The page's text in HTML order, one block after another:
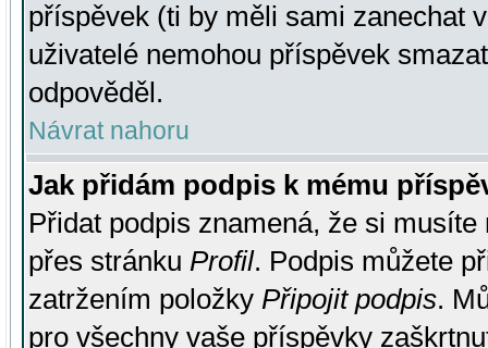
příspěvek (ti by měli sami zanechat
uživatelé nemohou příspěvek
odpověděl.
Návrat nahoru
Jak přidám podpis k mému
Přidat podpis znamená, že si
přes stránku Profil. Podpis můžete
zatržením položky Připojit podpis.
pro všechny vaše příspěvky